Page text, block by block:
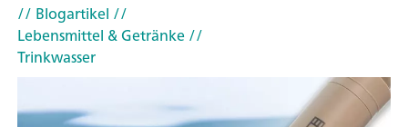
// Blogartikel //
Lebensmittel & Getränke//
Trinkwasser